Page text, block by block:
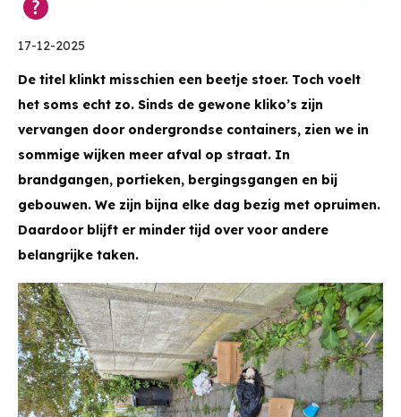
17-12-2025
De titel klinkt misschien een beetje stoer. Toch voelt
het soms echt zo. Sinds de gewone kliko’s zijn
vervangen door ondergrondse containers, zien we in
sommige wijken meer afval op straat. In
brandgangen, portieken, bergingsgangen en bij
gebouwen. We zijn bijna elke dag bezig met opruimen.
Daardoor blijft er minder tijd over voor andere
belangrijke taken.